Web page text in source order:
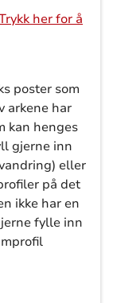
her for å
poster som
arkene har
kan henges
gjerne inn
eller
på det
ikke har en
fylle inn